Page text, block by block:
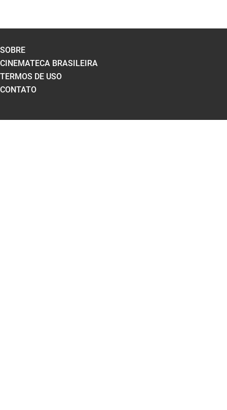
SOBRE
CINEMATECA BRASILEIRA
TERMOS DE USO
CONTATO